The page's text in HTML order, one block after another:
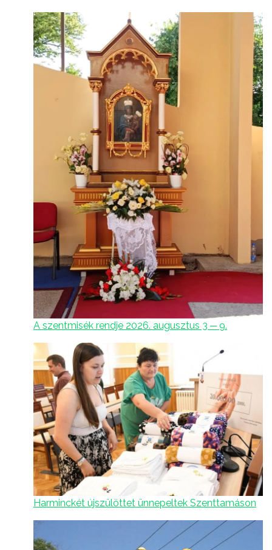
A szentmisék rendje 2026. augusztus 3 ─ 9.
Harminckét újszülöttet ünnepeltek Szenttamáson